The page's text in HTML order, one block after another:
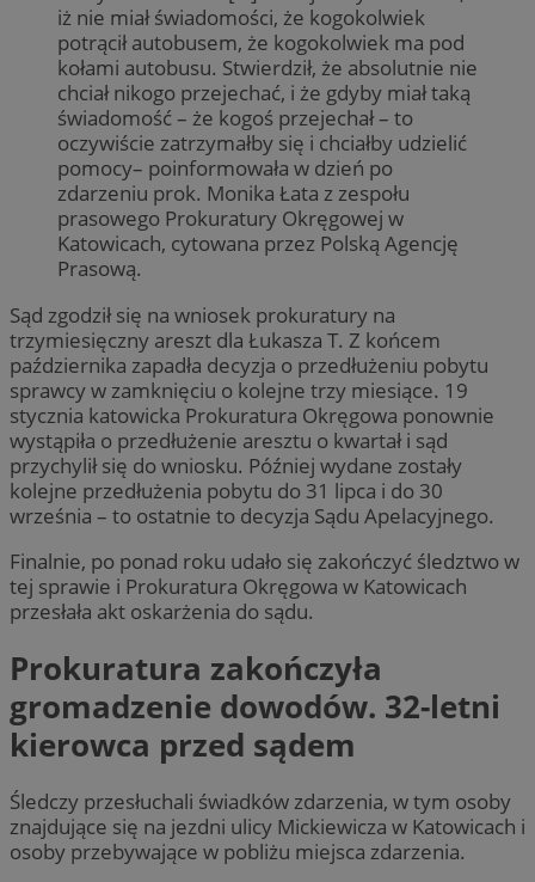
iż nie miał świadomości, że kogokolwiek
potrącił autobusem, że kogokolwiek ma pod
kołami autobusu. Stwierdził, że absolutnie nie
chciał nikogo przejechać, i że gdyby miał taką
świadomość – że kogoś przejechał – to
oczywiście zatrzymałby się i chciałby udzielić
pomocy– poinformowała w dzień po
zdarzeniu prok. Monika Łata z zespołu
prasowego Prokuratury Okręgowej w
Katowicach, cytowana przez Polską Agencję
Prasową.
Sąd zgodził się na wniosek prokuratury na
trzymiesięczny areszt dla Łukasza T. Z końcem
października zapadła decyzja o przedłużeniu pobytu
sprawcy w zamknięciu o kolejne trzy miesiące. 19
stycznia katowicka Prokuratura Okręgowa ponownie
wystąpiła o przedłużenie aresztu o kwartał i sąd
przychylił się do wniosku. Później wydane zostały
kolejne przedłużenia pobytu do 31 lipca i do 30
września – to ostatnie to decyzja Sądu Apelacyjnego.
Finalnie, po ponad roku udało się zakończyć śledztwo w
tej sprawie i Prokuratura Okręgowa w Katowicach
przesłała akt oskarżenia do sądu.
Prokuratura zakończyła
gromadzenie dowodów. 32-letni
kierowca przed sądem
Śledczy przesłuchali świadków zdarzenia, w tym osoby
znajdujące się na jezdni ulicy Mickiewicza w Katowicach i
osoby przebywające w pobliżu miejsca zdarzenia.